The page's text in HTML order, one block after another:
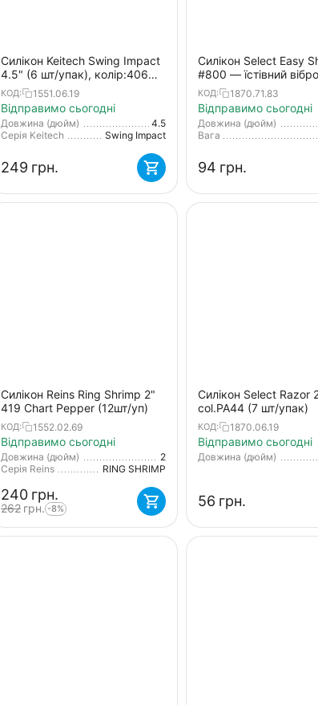
Силікон Keitech Swing Impact
4.5" (6 шт/упак), колір:406
castaic choice
КОД: 1551.06.19
Відправимо сьогодні
Довжина (дюйм)
4.5
Серія Keitech
Swing Impact
‍249‍ грн.
Силікон Select Easy
#800 — їстівний
для судака, щуки та
окуня (5 шт/упак)
КОД: 1870.71.83
Відправимо сьогодні
Довжина (дюйм)
Вага
‍94‍ грн.
Силікон Reins Ring Shrimp 2"
419 Chart Pepper (12шт/уп)
КОД: 1552.02.69
Відправимо сьогодні
Довжина (дюйм)
2
Серія Reins
RING SHRIMP
‍240‍ грн.
‍262‍ грн. -8%
Силікон Select Razor
col.PA44 (7 шт/упак)
КОД: 1870.06.19
Відправимо сьогодні
Довжина (дюйм)
‍56‍ грн.